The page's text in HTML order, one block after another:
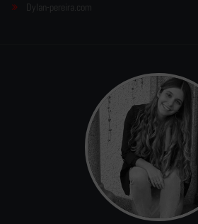
Dylan-pereira.com